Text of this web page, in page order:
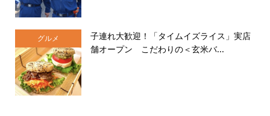
グルメ
子連れ大歓迎！「タイムイズライス」実店
舗オープン こだわりの＜玄米バ...